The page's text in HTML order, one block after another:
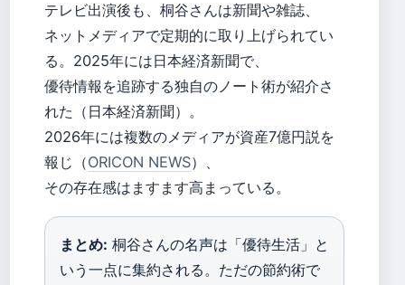
テレビ出演後も、桐谷さんは新聞や雑誌、
ネットメディアで定期的に取り上げられてい
る。2025年には日本経済新聞で、
優待情報を追跡する独自のノート術が紹介さ
れた（日本経済新聞）。
2026年には複数のメディアが資産7億円説を
報じ（ORICON NEWS）、
その存在感はますます高まっている。
まとめ: 桐谷さんの名声は「優待生活」と
いう一点に集約される。ただの節約術で